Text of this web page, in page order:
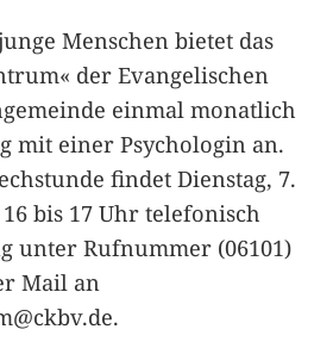
Menschen bietet das
der Evangelischen
einmal monatlich
mit einer Psychologin an.
findet Dienstag, 7.
bis 17 Uhr telefonisch
unter Rufnummer (06101)
Mail an